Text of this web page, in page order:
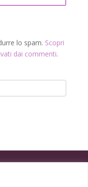
lo spam. Scopri
dai commenti.